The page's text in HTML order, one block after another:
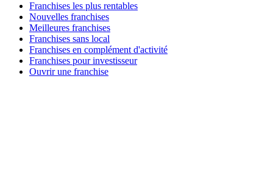
Franchises les plus rentables
Nouvelles franchises
Meilleures franchises
Franchises sans local
Franchises en complément d'activité
Franchises pour investisseur
Ouvrir une franchise